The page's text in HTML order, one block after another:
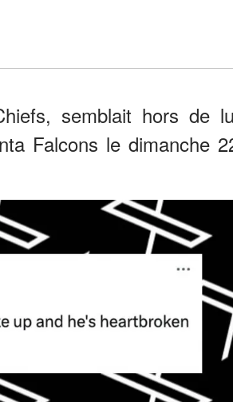
semblait hors de
Falcons le dimanche